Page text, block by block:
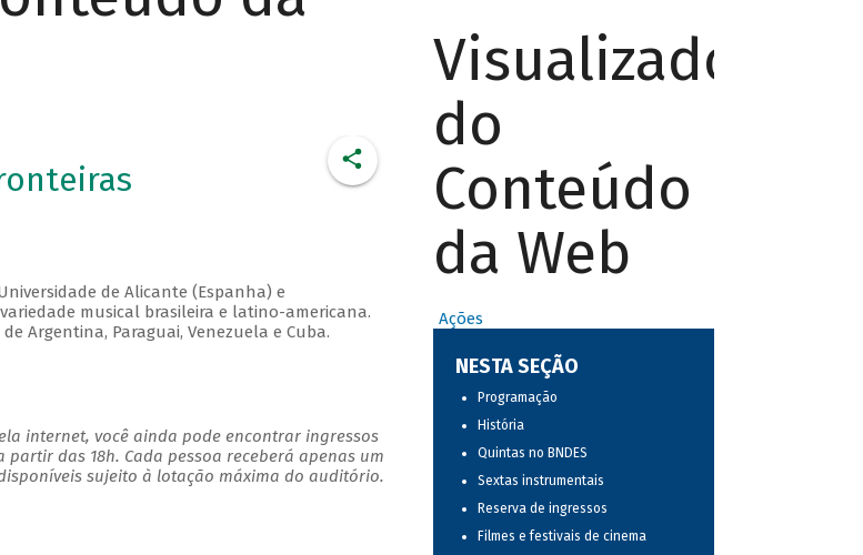
de Alicante (Espanha) e
musical brasileira e latino-americana.
Argentina, Paraguai, Venezuela e Cuba.
internet, você ainda pode encontrar ingressos
partir das 18h. Cada pessoa receberá apenas um
sujeito à lotação máxima do auditório.
Visualizador
do
Conteúdo
da Web
Ações
NESTA SEÇÃO
Programação
História
Quintas no BNDES
Sextas instrumentais
Reserva de ingressos
Filmes e festivais de cinema